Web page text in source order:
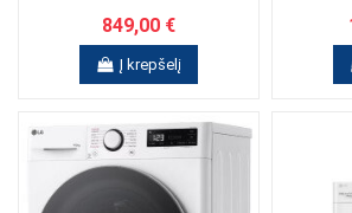
849,00 €
Į krepšelį